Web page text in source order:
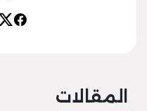
المقالات